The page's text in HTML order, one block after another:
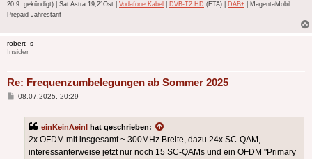
20.9. gekündigt) | Sat Astra 19,2°Ost | Vodafone Kabel DVB-T2 HD (FTA) | DAB+ | MagentaMobil
Prepaid Jahrestarif
robert_s
Insider
Re: Frequenzumbelegungen ab Sommer 2025
Beitrag
08.07.2025, 20:29
einKeinAeinI hat geschrieben:
2x OFDM mit insgesamt ~ 300MHz Breite, dazu 24x SC-QAM,
interessanterweise jetzt nur noch 15 SC-QAMs und ein OFDM "Primary